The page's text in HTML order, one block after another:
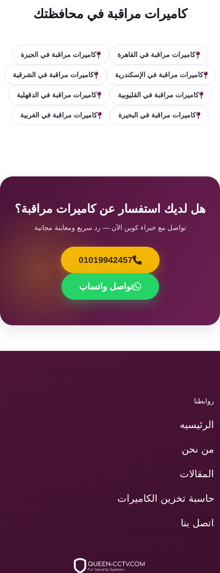
كاميرات مراقبة في محافظتك
كاميرات مراقبة في القاهرة كاميرات مراقبة في الجيزة
كاميرات مراقبة في الإسكندرية كاميرات مراقبة في الشرقية
كاميرات مراقبة في القليوبية كاميرات مراقبة في الدقهلية
كاميرات مراقبة في البحيرة كاميرات مراقبة في الغربية
هل لديك استفسار عن كاميرات مراقبة؟
تواصل مع خبراء كوين الآن — رد سريع ومعاينة مجانية
01019942457
تواصل واتساب
روابطنا
الرئيسيه
من نحن
المقالات
حاسبة تخزين الكاميرات
اتصل بنا